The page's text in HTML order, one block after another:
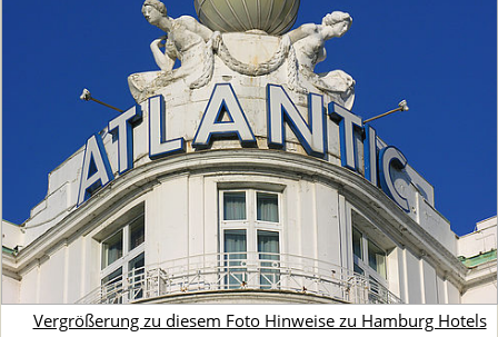
Vergrößerung zu diesem Foto Hinweise zu Hamburg Hotels